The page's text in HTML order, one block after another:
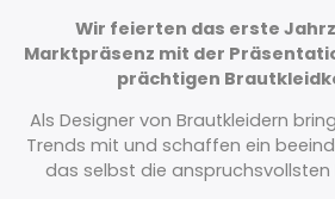
Wir feierten das erste
Marktpräsenz mit der
prächtigen
Als Designer von Brautkleidern
Trends mit und schaffen ein
das selbst die anspruchsvollsten